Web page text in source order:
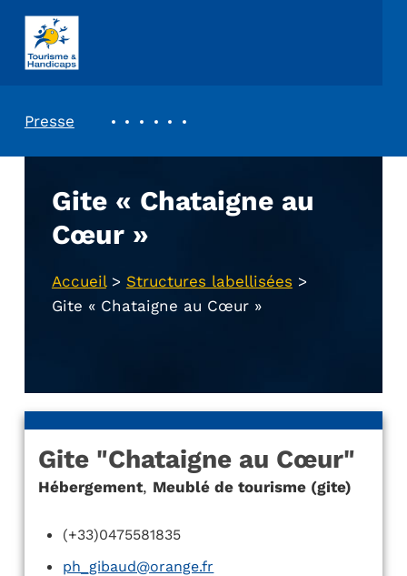
ASSOCIATION TOURISME ET HANDICAPS
Presse
Gite « Chataigne au
Cœur »
Accueil> Structures labellisées >
Gite « Chataigne au Cœur »
Gite "Chataigne au Cœur"
Hébergement, Meublé de tourisme (gite)
(+33)0475581835
ph_gibaud@orange.fr